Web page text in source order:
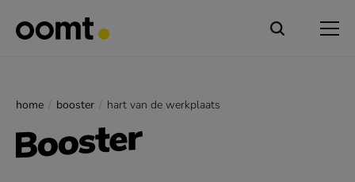
home booster hart van de werkplaats